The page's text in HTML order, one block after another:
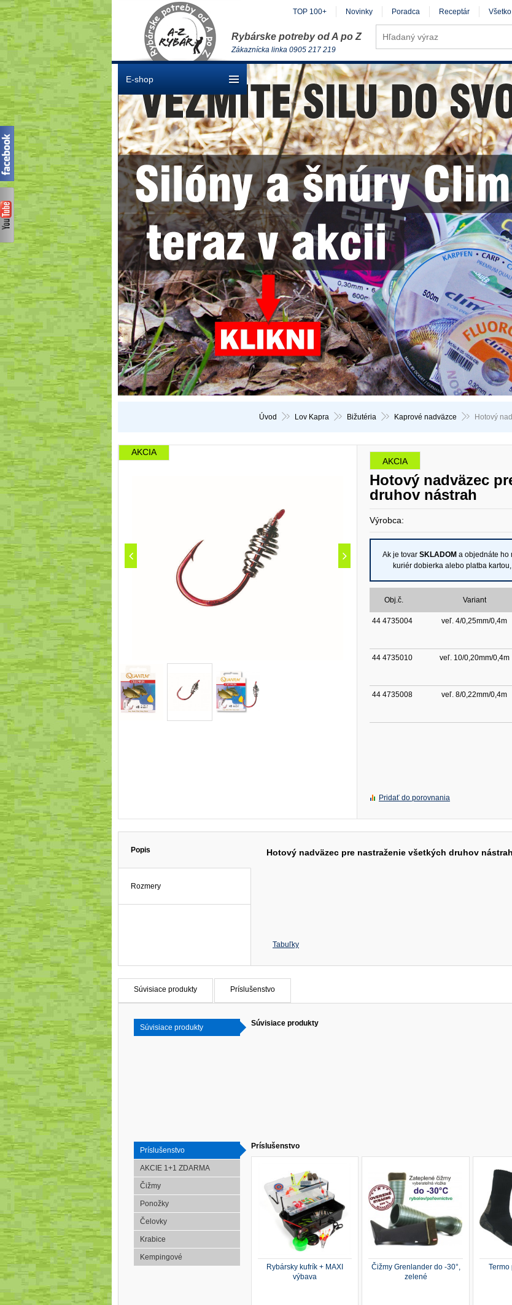
Rybárske potreby od A po Z
Zákaznícka linka 0905 217 219
Úvod Lov Kapra Bižutéria Kaprové nadväzce Hotový
AKCIA
Hotový nadväzec
druhov nástrah
Výrobca:
Ak je tovar SKLADOM a objednáte ho
kuriér dobierka alebo platba
Obj.č. Variant
44 4735004
veľ. 4/0,25mm/0,4m
44 4735010 veľ. 10/0,20mm/0,4m
44 4735008 veľ. 8/0,22mm/0,4m
Pridať do porovnania
AKCIA
Popis
Rozmery
Hotový nadväzec pre nastraženie všetkých druhov nástrah
Tabuľky
Súvisiace produkty Príslušenstvo
Súvisiace produkty Súvisiace produkty
Príslušenstvo
AKCIE 1+1 ZDARMA
Čižmy
Ponožky
Čelovky
Krabice
Kempingové
Príslušenstvo
Rybársky kufrík + MAXI
výbava
Čižmy Grenlander do -30°,
zelené
Termo
E-shop
TOP 100+ Novinky Poradca Receptár